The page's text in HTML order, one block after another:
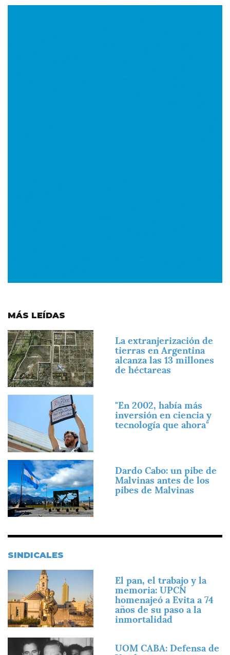
MÁS LEÍDAS
Imagen
La extranjerización de
tierras en Argentina
alcanza las 13 millones
de héctareas
"En 2002, había más
inversión en ciencia y
tecnología que ahora"
Imagen
Dardo Cabo: un pibe de
Malvinas antes de los
pibes de Malvinas
SINDICALES
El pan, el trabajo y la
memoria: UPCN
homenajeó a Evita a 74
años de su paso a la
inmortalidad
Imagen
UOM CABA: Defensa de